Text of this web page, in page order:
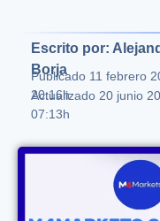
Escrito por:
Borja
Publicado 11 febrero
20:16h
Actualizado 20 junio
07:13h